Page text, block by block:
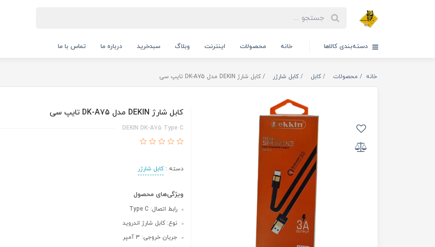
دسته‌بندی کالاها خانه محصولات اینترنت وبلاگ سبدخرید درباره ما تماس با ما
خانه محصولات کابل کابل شارژر کابل شارژ DEKIN مدل DK-A75 تایپ سی
کابل شارژ DEKIN مدل DK-A75 تایپ سی
DEKIN DK-A75 Type C
دسته :کابل شارژر
ویژگی‌های محصول
رابط اتصال: Type C
نوع: کابل شارژ اندروید
جریان خروجی: 3 آمپر